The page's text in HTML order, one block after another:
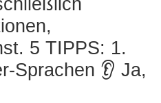
5 TIPPS: 1.
Sprachen 👂 Ja,